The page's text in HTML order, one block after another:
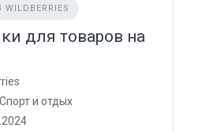
для товаров на
Спорт и отдых